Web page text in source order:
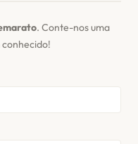
. Conte-nos uma